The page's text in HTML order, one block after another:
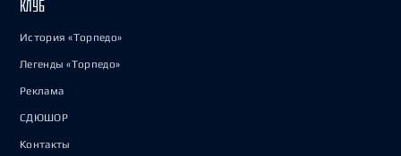
КЛУБ
История «Торпедо»
Легенды «Торпедо»
Реклама
СДЮШОР
Контакты